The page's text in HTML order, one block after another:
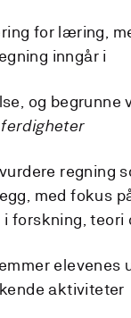
for læring,
inngår i
og
regning
med fokus
forskning, teori
elevenes
aktiviteter